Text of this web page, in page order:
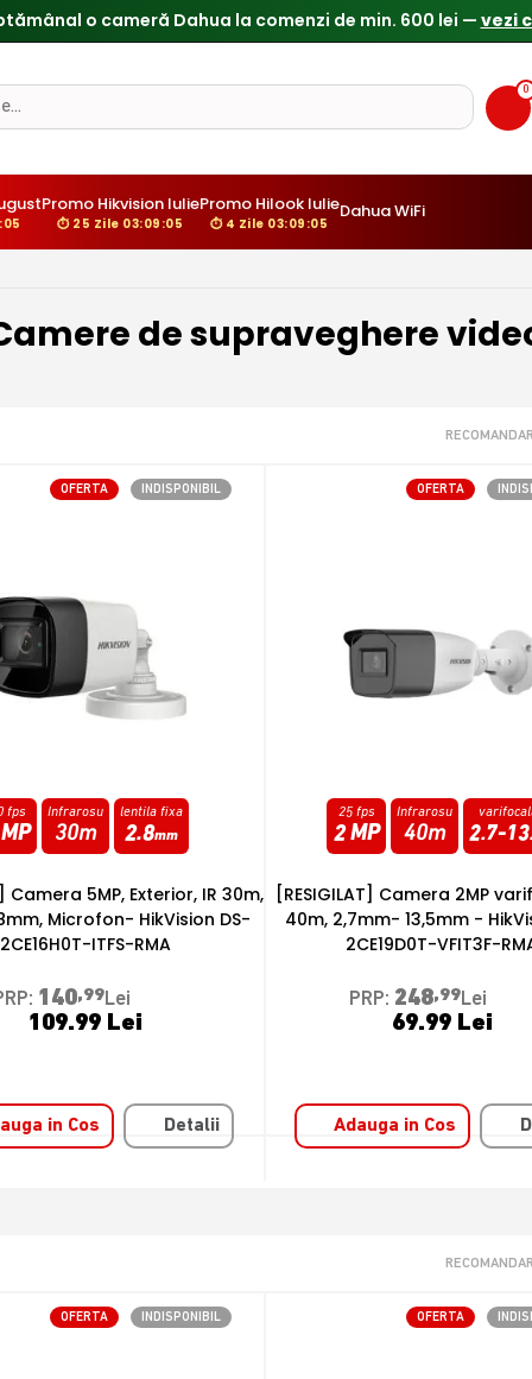
de pana la 25% doar in luna iulie → Vezi ofertele
0
Promo Hikvision Iulie
⏱ 25 Zile 03:09:04
Promo Hilook Iulie
⏱ 4 Zile 03:09:04
Dahua WiFi
de supraveghere
RECOMANDARI
INDISPONIBIL
OFERTA
fps Infrarosu
40m
varifocala
2.7-13.5
Camera 2MP varifocala, IR
13,5mm - HikVision DS-
2CE19D0T-VFIT3F-RMA
248,99 Lei
69.99 Lei
in Cos Detalii
OFERTA
20 fps
5 MP
Infrarosu
30m
lentila
2.8
[RESIGILAT] Camera 5MP
lentila 2.8, Microfon -
2CE16H0T-ITPFS2-
PRP: 136,99 Lei
64.99 Lei
Adauga in Cos
RECOMANDARI
INDISPONIBIL
OFERTA OFERTA